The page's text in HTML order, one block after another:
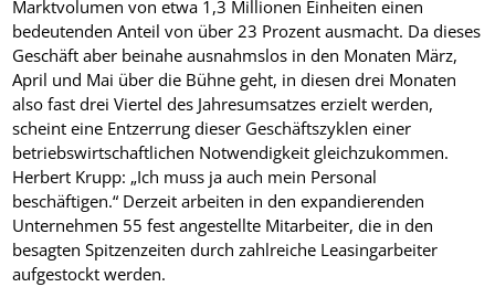
Marktvolumen von etwa 1,3 Millionen Einheiten einen
bedeutenden Anteil von über 23 Prozent ausmacht. Da dieses
Geschäft aber beinahe ausnahmslos in den Monaten März,
April und Mai über die Bühne geht, in diesen drei Monaten
also fast drei Viertel des Jahresumsatzes erzielt werden,
scheint eine Entzerrung dieser Geschäftszyklen einer
betriebswirtschaftlichen Notwendigkeit gleichzukommen.
Herbert Krupp: „Ich muss ja auch mein Personal
beschäftigen.“ Derzeit arbeiten in den expandierenden
Unternehmen 55 fest angestellte Mitarbeiter, die in den
besagten Spitzenzeiten durch zahlreiche Leasingarbeiter
aufgestockt werden.